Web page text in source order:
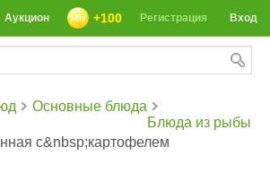
СЕГОДНЯ: 39142 РЕЦЕПТА
Вход
Регистрация
+100
Аукцион
Основные блюда
Блюда из рыбы
с&nbsp;картофелем